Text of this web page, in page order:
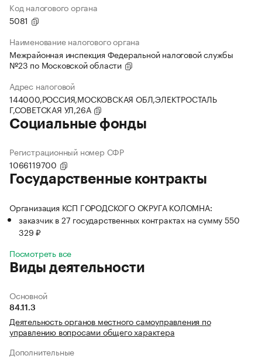
Код налогового органа
5081
Наименование налогового органа
Межрайонная инспекция Федеральной налоговой службы
№23 по Московской области
Адрес налоговой
144000,РОССИЯ,МОСКОВСКАЯ ОБЛ,ЭЛЕКТРОСТАЛЬ
Г,СОВЕТСКАЯ УЛ,26А
Социальные фонды
Регистрационный номер СФР
1066119700
Государственные контракты
Организация КСП ГОРОДСКОГО ОКРУГА КОЛОМНА:
заказчик в 27 государственных контрактах на сумму 550
329 ₽
Посмотреть все
Виды деятельности
Основной
84.11.3
Деятельность органов местного самоуправления по
управлению вопросами общего характера
Дополнительные